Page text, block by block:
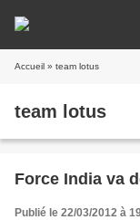
Accueil » team lotus
team lotus
Force India va
Publié le 22/03/2012 à